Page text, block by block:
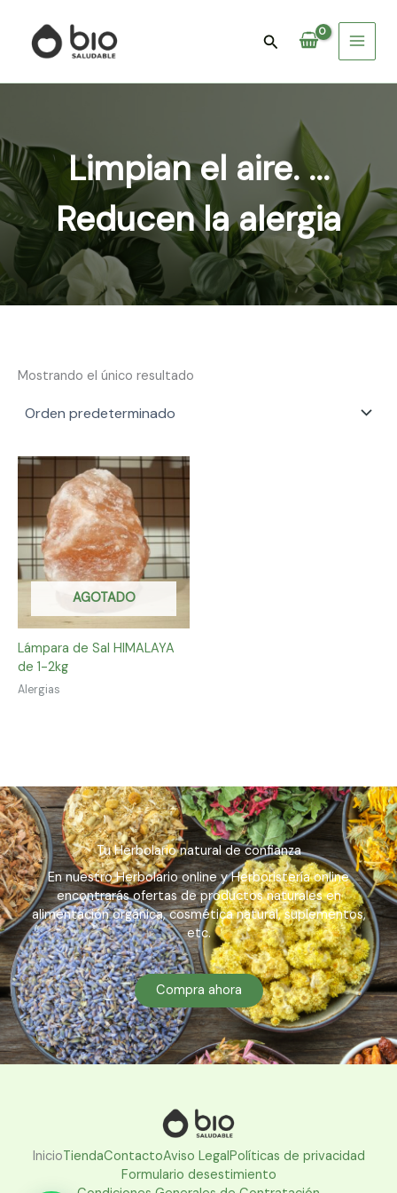
contenido
Buscar
Menu
Limpian el aire. ...
Reducen la alergia
Mostrando el único resultado
AGOTADO
Lámpara de Sal HIMALAYA
de 1-2kg
Alergias
Tu Herbolario natural de confianza
En nuestro Herbolario online y Herboristería online
encontrarás ofertas de productos naturales en
alimentación orgánica, cosmética natural, suplementos,
etc.
Compra ahora
InicioTiendaContactoAviso LegalPolíticas de privacidad
Formulario desestimiento